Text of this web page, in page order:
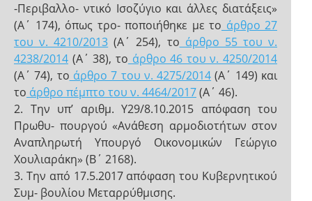
-Περιβαλλο- ντικό Ισοζύγιο και άλλες διατάξεις»
(Α΄ 174), όπως τρο- ποποιήθηκε με το άρθρο 27
του ν. 4210/2013 (Α΄ 254), το άρθρο 55 του ν.
4238/2014 (Α΄ 38), το άρθρο 46 του ν. 4250/2014
(Α΄ 74), το άρθρο 7 του ν. 4275/2014 (Α΄ 149) και
το άρθρο πέμπτο του ν. 4464/2017(Α΄ 46).
2. Την υπ’ αριθμ. Υ29/8.10.2015 απόφαση του
Πρωθυ- πουργού «Ανάθεση αρμοδιοτήτων στον
Αναπληρωτή Υπουργό Οικονομικών Γεώργιο
Χουλιαράκη» (Β΄ 2168).
3. Την από 17.5.2017 απόφαση του Κυβερνητικού
Συμ- βουλίου Μεταρρύθμισης.